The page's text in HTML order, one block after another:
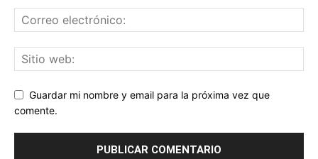
Guardar mi nombre y email para la próxima vez que
comente.